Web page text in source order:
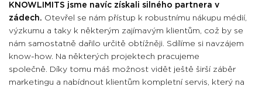
KNOWLIMITS jsme navíc získali silného partnera v
zádech. Otevřel se nám přístup k robustnímu nákupu médií,
výzkumu a taky k některým zajímavým klientům, což by se
nám samostatně dařilo určitě obtížněji. Sdílíme si navzájem
know-how. Na některých projektech pracujeme
společně. Díky tomu máš možnost vidět ještě širší záběr
marketingu a nabídnout klientům kompletní servis, který na